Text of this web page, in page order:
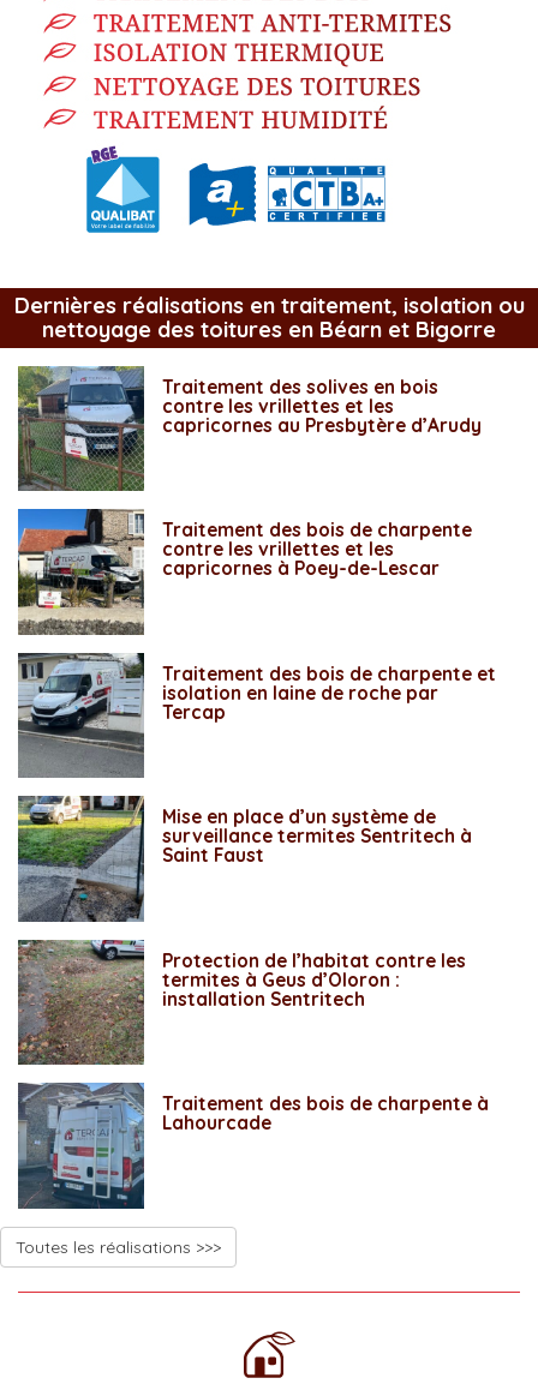
Dernières réalisations en traitement, isolation ou
nettoyage des toitures en Béarn et Bigorre
Traitement des solives en bois
contre les vrillettes et les
capricornes au Presbytère d’Arudy
Traitement des bois de charpente
contre les vrillettes et les
capricornes à Poey-de-Lescar
Traitement des bois de charpente et
isolation en laine de roche par
Tercap
Mise en place d’un système de
surveillance termites Sentritech à
Saint Faust
Protection de l’habitat contre les
termites à Geus d’Oloron :
installation Sentritech
Traitement des bois de charpente à
Lahourcade
Toutes les réalisations >>>